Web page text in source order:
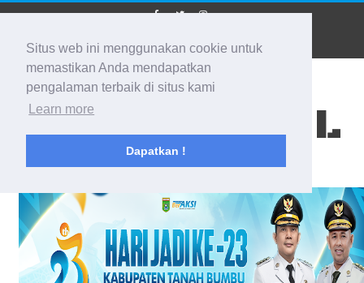
Situs web ini menggunakan cookie untuk
memastikan Anda mendapatkan
pengalaman terbaik di situs kami
Learn more
Dapatkan !
BIDIK KALSEL
Membidik Ke Segala Arah